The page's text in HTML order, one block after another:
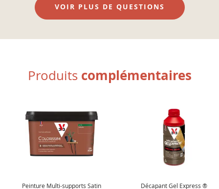
VOIR PLUS DE QUESTIONS
Produits complémentaires
Peinture Multi-supports Satin Décapant Gel Express ®